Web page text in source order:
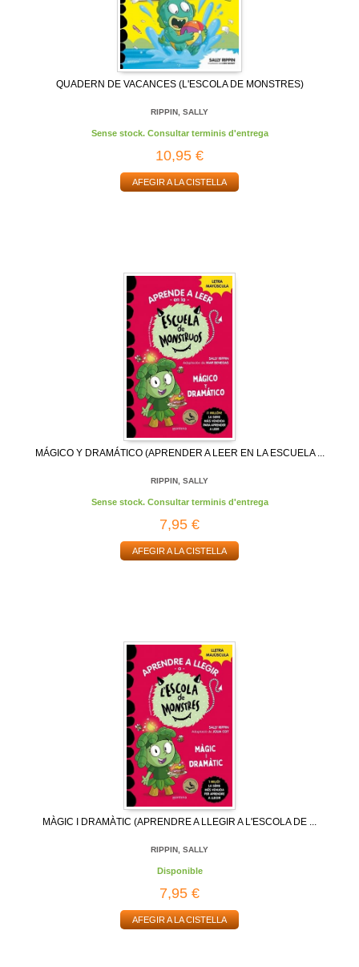
QUADERN DE VACANCES (L'ESCOLA DE MONSTRES)
RIPPIN, SALLY
Sense stock. Consultar terminis d'entrega
10,95 €
AFEGIR A LA CISTELLA
MÁGICO Y DRAMÁTICO (APRENDER A LEER EN LA ESCUELA ...
RIPPIN, SALLY
Sense stock. Consultar terminis d'entrega
7,95 €
AFEGIR A LA CISTELLA
MÀGIC I DRAMÀTIC (APRENDRE A LLEGIR A L'ESCOLA DE ...
RIPPIN, SALLY
Disponible
7,95 €
AFEGIR A LA CISTELLA